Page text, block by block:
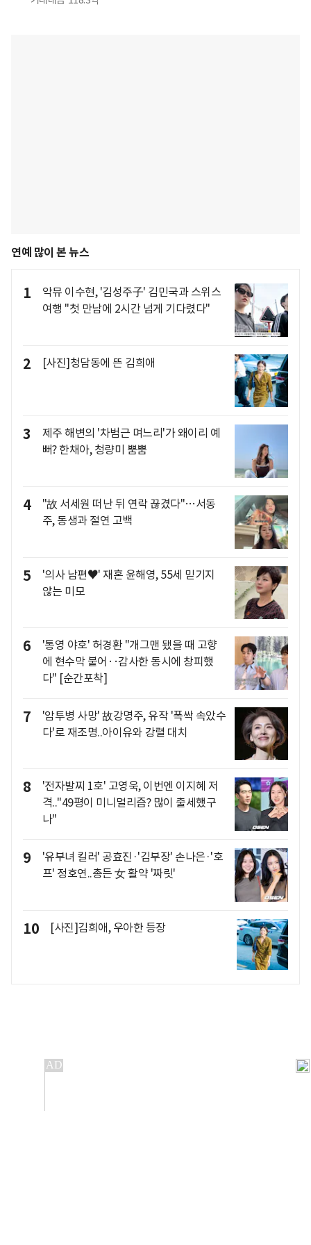
연예 많이 본 뉴스
1
악뮤 이수현, '김성주子' 김민국과 스위스
여행 "첫 만남에 2시간 넘게 기다렸다"
2 [사진]청담동에 뜬 김희애
3
제주 해변의 '차범근 며느리'가 왜이리 예
뻐? 한채아, 청량미 뿜뿜
4
"故 서세원 떠난 뒤 연락 끊겼다"…서동
주, 동생과 절연 고백
5
'의사 남편♥' 재혼 윤해영, 55세 믿기지
않는 미모
6
'통영 야호' 허경환 "개그맨 됐을 때 고향
에 현수막 붙어‥감사한 동시에 창피했
다" [순간포착]
7
'암투병 사망' 故강명주, 유작 '폭싹 속았수
다'로 재조명..아이유와 강렬 대치
8
'전자발찌 1호' 고영욱, 이번엔 이지혜 저
격.."49평이 미니멀리즘? 많이 출세했구
나"
9
'유부녀 킬러' 공효진·'김부장' 손나은·'호
프' 정호연..총든 女 활약 '짜릿'
10 [사진]김희애, 우아한 등장